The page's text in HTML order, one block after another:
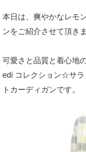
本日は、爽やかなレモ
ンをご紹介させて頂きま
可愛さと品質と着心地
edi コレクション☆サラ
トカーディガンです。